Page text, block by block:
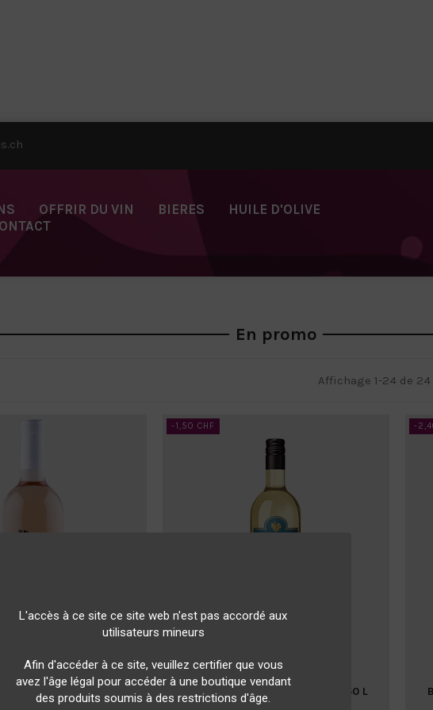
L'accès à ce site ce site web n'est pas accordé aux
utilisateurs mineurs
Afin d'accéder à ce site, veuillez certifier que vous
avez l'âge légal pour accéder à une boutique vendant
des produits soumis à des restrictions d'âge.
OFFRIR DU VIN BIERES
HUILE D'OLIVE
En promo
Affichage 1-24 de
Vins de Genève
- Oeil de Perdrix -
0.75 L
-1,50 CHF
Vins de Genève
BELLES FILLES - Chasselas - 0.50 L
La Cave de Genève
-